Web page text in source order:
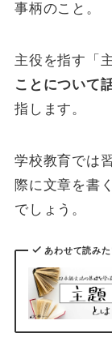
事柄のこと。
主役を指す「
ことについて
指します。
学校教育では
際に文章を書
でしょう。
あわせて読み